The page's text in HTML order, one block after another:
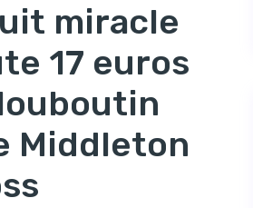
miracle
17 euros
Middleton